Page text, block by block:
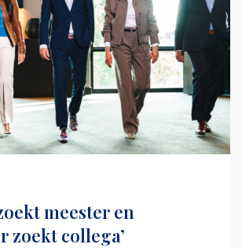
meester en
zoekt collega’